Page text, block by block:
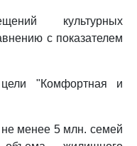
культурных
с показателем
"Комфортная и
менее 5 млн. семей